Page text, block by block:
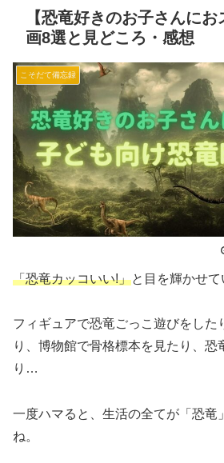
【恐竜好きのお子さんに
画8選と見どころ・感想
こそだて備忘録
「恐竜カッコいい!」と目を輝かせて
フィギュアで恐竜ごっこ遊びをした
り、博物館で骨格標本を見たり、恐
り…
一度ハマると、生活の全てが「恐竜
ね。